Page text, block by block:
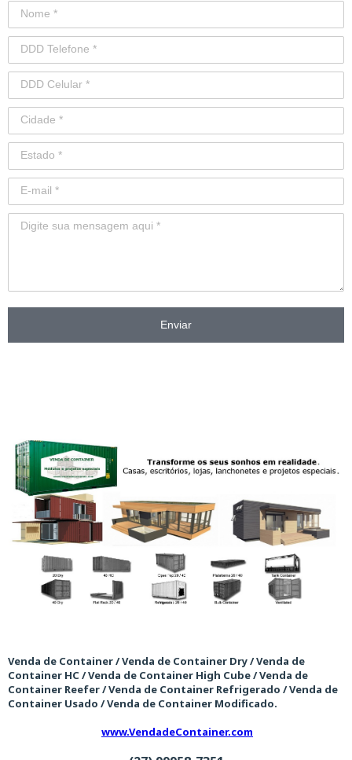
Enviar
Venda de Container / Venda de Container Dry / Venda de
Container HC / Venda de Container High Cube / Venda de
Container Reefer / Venda de Container Refrigerado / Venda de
Container Usado / Venda de Container Modificado.
www.VendadeContainer.com